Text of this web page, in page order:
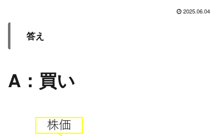
2025.06.04
答え
A：買い